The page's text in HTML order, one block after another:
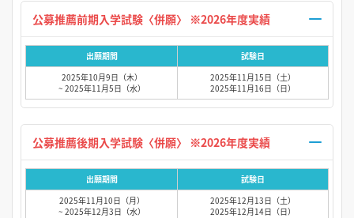
出願期間
試験日
2025年10月9日（木）
~ 2025年11月5日（水）
2025年11月15日（土）
2025年11月16日（日）
出願期間
試験日
2025年11月10日（月）
~ 2025年12月3日（水）
2025年12月13日（土）
2025年12月14日（日）